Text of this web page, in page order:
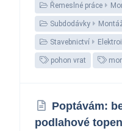
Řemeslné práce
Subdodávky
Stavebnictví
pohon vrat
Poptávám:
podlahové